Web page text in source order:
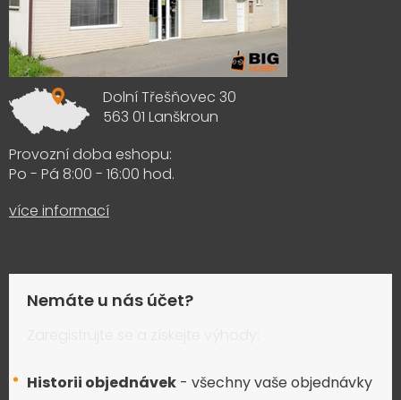
Dolní Třešňovec 30
563 01 Lanškroun
Provozní doba eshopu:
Po - Pá 8:00 - 16:00 hod.
více informací
Nemáte u nás účet?
Historii objednávek - všechny vaše objednávky